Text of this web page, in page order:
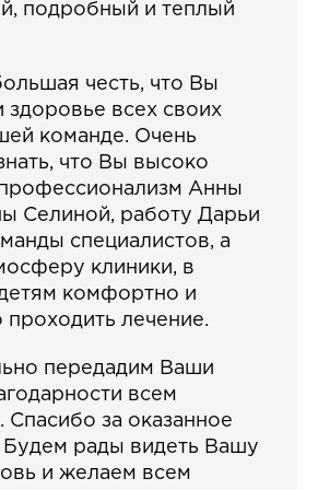
подробный и теплый
честь, что Вы
здоровье всех своих
команде. Очень
что Вы высоко
Анны
Селиной, работу Дарьи
специалистов, а
клиники, в
комфортно и
проходить лечение.
передадим Ваши
всем
Спасибо за оказанное
рады видеть Вашу
и желаем всем